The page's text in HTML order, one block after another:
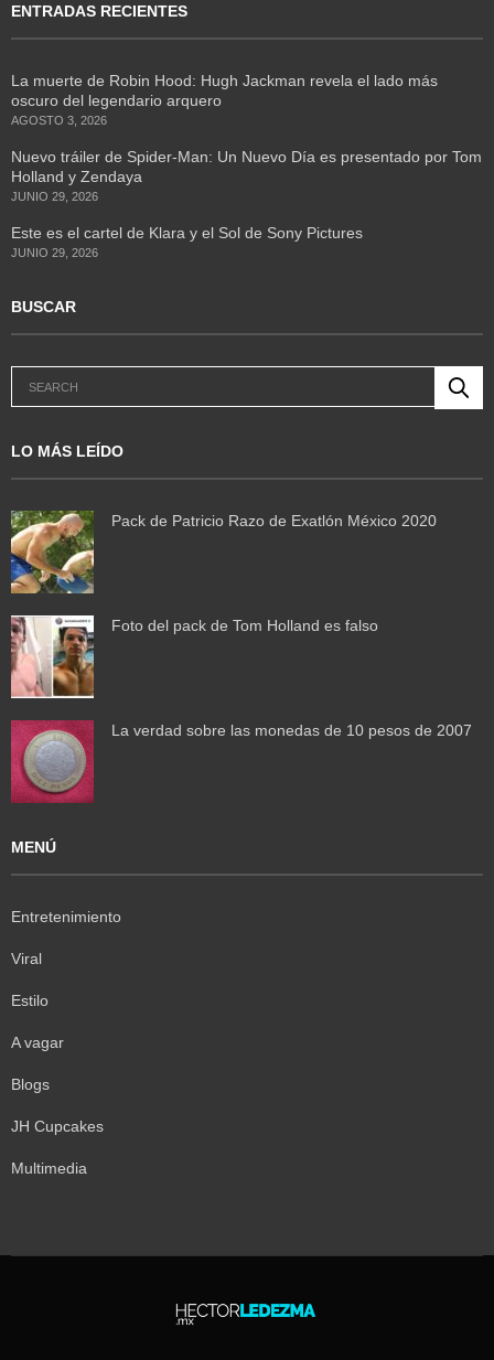
ENTRADAS RECIENTES
La muerte de Robin Hood: Hugh Jackman revela el lado más
oscuro del legendario arquero
AGOSTO 3, 2026
Nuevo tráiler de Spider-Man: Un Nuevo Día es presentado por Tom
Holland y Zendaya
JUNIO 29, 2026
Este es el cartel de Klara y el Sol de Sony Pictures
JUNIO 29, 2026
BUSCAR
LO MÁS LEÍDO
Pack de Patricio Razo de Exatlón México 2020
Foto del pack de Tom Holland es falso
La verdad sobre las monedas de 10 pesos de 2007
MENÚ
Entretenimiento
Viral
Estilo
A vagar
Blogs
JH Cupcakes
Multimedia